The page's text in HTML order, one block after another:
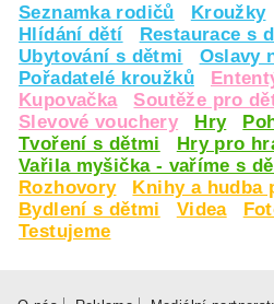
Seznamka rodičů Kroužky
Hlídání dětí
Restaurace s
Ubytování s dětmi
Oslavy
Pořadatelé kroužků
Kupovačka
Soutěže pro
Slevové vouchery
Hry
Tvoření s dětmi
Hry pro
Vařila myšička - vaříme s
Rozhovory
Knihy a hudba
Bydlení s dětmi
Videa
Testujeme